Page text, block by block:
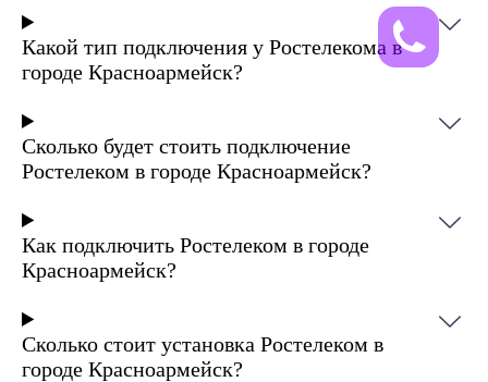
Какой тип подключения у Ростелекома в
городе Красноармейск?
Сколько будет стоить подключение
Ростелеком в городе Красноармейск?
Как подключить Ростелеком в городе
Красноармейск?
Сколько стоит установка Ростелеком в
городе Красноармейск?